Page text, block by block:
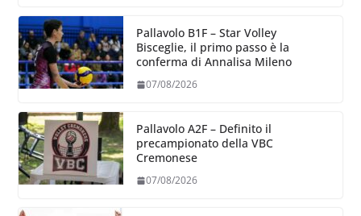
Pallavolo B1F – Star Volley
Bisceglie, il primo passo è la
conferma di Annalisa Mileno
07/08/2026
Pallavolo A2F – Definito il
precampionato della VBC
Cremonese
07/08/2026